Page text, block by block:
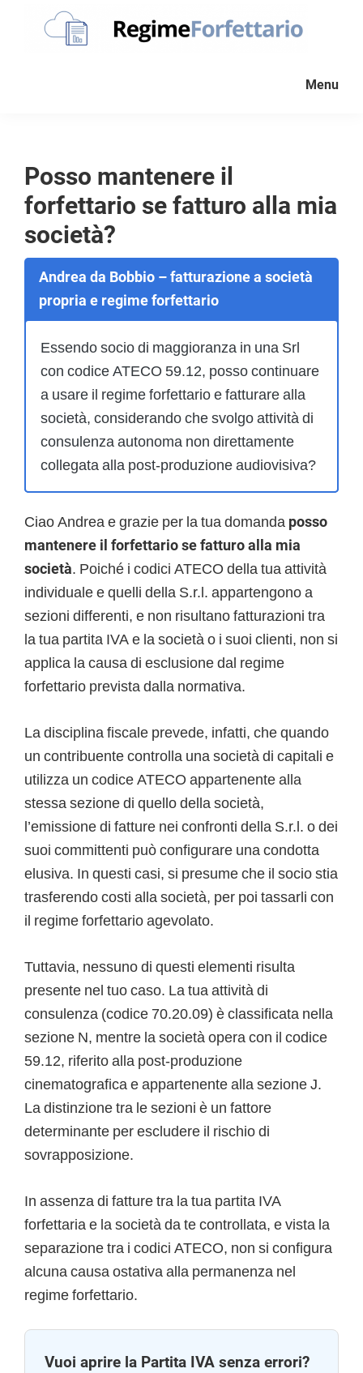
partita
Iva
forfettaria
Menu
Posso mantenere il
forfettario se fatturo alla mia
società?
Andrea da Bobbio – fatturazione a società
propria e regime forfettario
Essendo socio di maggioranza in una Srl
con codice ATECO 59.12, posso continuare
a usare il regime forfettario e fatturare alla
società, considerando che svolgo attività di
consulenza autonoma non direttamente
collegata alla post-produzione audiovisiva?
Ciao Andrea e grazie per la tua domanda posso
mantenere il forfettario se fatturo alla mia
società. Poiché i codici ATECO della tua attività
individuale e quelli della S.r.l. appartengono a
sezioni differenti, e non risultano fatturazioni tra
la tua partita IVA e la società o i suoi clienti, non si
applica la causa di esclusione dal regime
forfettario prevista dalla normativa.
La disciplina fiscale prevede, infatti, che quando
un contribuente controlla una società di capitali e
utilizza un codice ATECO appartenente alla
stessa sezione di quello della società,
l’emissione di fatture nei confronti della S.r.l. o dei
suoi committenti può configurare una condotta
elusiva. In questi casi, si presume che il socio stia
trasferendo costi alla società, per poi tassarli con
il regime forfettario agevolato.
Tuttavia, nessuno di questi elementi risulta
presente nel tuo caso. La tua attività di
consulenza (codice 70.20.09) è classificata nella
sezione N, mentre la società opera con il codice
59.12, riferito alla post-produzione
cinematografica e appartenente alla sezione J.
La distinzione tra le sezioni è un fattore
determinante per escludere il rischio di
sovrapposizione.
In assenza di fatture tra la tua partita IVA
forfettaria e la società da te controllata, e vista la
separazione tra i codici ATECO, non si configura
alcuna causa ostativa alla permanenza nel
regime forfettario.
Vuoi aprire la Partita IVA senza errori?